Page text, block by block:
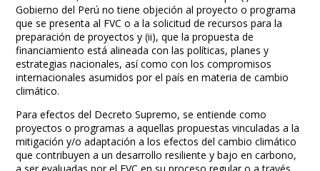
Gobierno del Perú no tiene objeción al proyecto o programa
que se presenta al FVC o a la solicitud de recursos para la
preparación de proyectos y (ii), que la propuesta de
financiamiento está alineada con las políticas, planes y
estrategias nacionales, así como con los compromisos
internacionales asumidos por el país en materia de cambio
climático.
Para efectos del Decreto Supremo, se entiende como
proyectos o programas a aquellas propuestas vinculadas a la
mitigación y/o adaptación a los efectos del cambio climático
que contribuyen a un desarrollo resiliente y bajo en carbono,